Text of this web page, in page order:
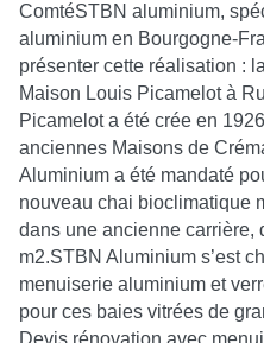
ComtéSTBN aluminium,
aluminium en Bourgogne-
présenter cette réalisation :
Maison Louis Picamelot à
Picamelot a été crée en
anciennes Maisons de
Aluminium a été mandaté
nouveau chai bioclimatique
dans une ancienne carrière,
m2.STBN Aluminium s’est
menuiserie aluminium et
pour ces baies vitrées de
Devis rénovation avec